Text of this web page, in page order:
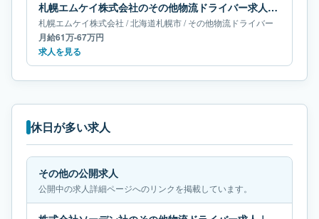
札幌エムケイ株式会社のその他物流ドライバー求人｜北海道札幌市｜月給61万-67万円
札幌エムケイ株式会社 /北海道札幌市/その他物流ドライバー
月給61万-67万円
求人を見る
休日が多い求人
その他の公開求人
公開中の求人詳細ページへのリンクを掲載しています。